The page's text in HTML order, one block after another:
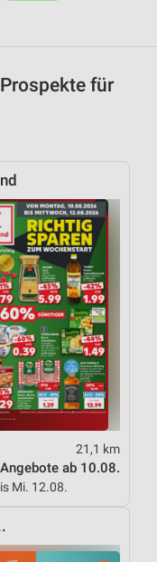
für
21,1 km
ab 10.08.
Mi. 12.08.
von